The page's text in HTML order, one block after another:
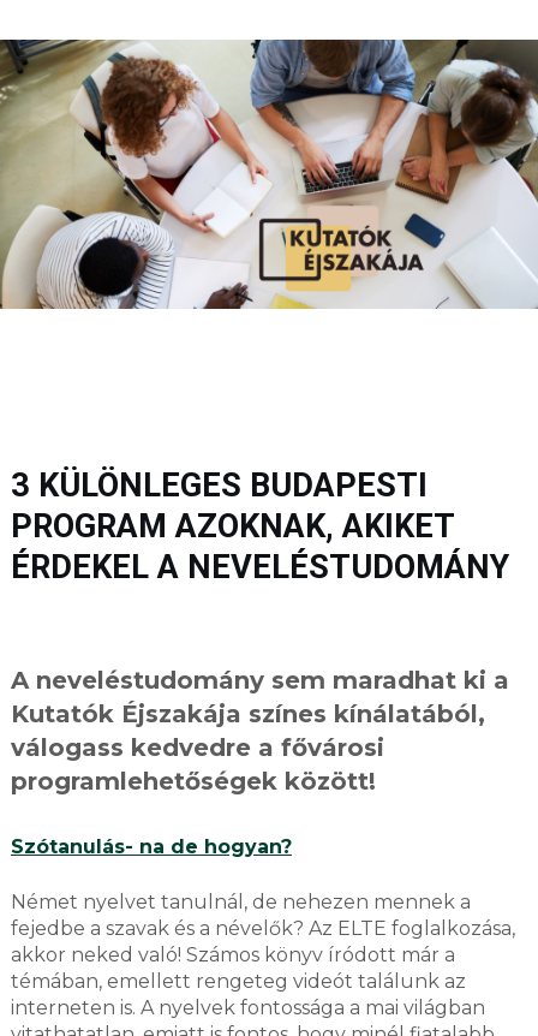
3 KÜLÖNLEGES BUDAPESTI
PROGRAM AZOKNAK, AKIKET
ÉRDEKEL A NEVELÉSTUDOMÁNY
A neveléstudomány sem maradhat ki a
Kutatók Éjszakája színes kínálatából,
válogass kedvedre a fővárosi
programlehetőségek között!
Szótanulás- na de hogyan?
Német nyelvet tanulnál, de nehezen mennek a
fejedbe a szavak és a névelők? Az ELTE foglalkozása,
akkor neked való! Számos könyv íródott már a
témában, emellett rengeteg videót találunk az
interneten is. A nyelvek fontossága a mai világban